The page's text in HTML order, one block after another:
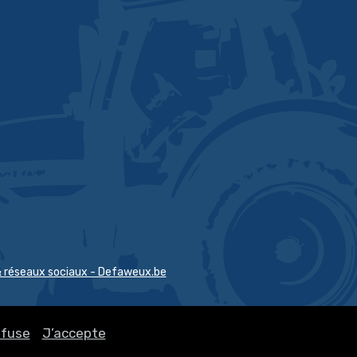
mesures de protection
Dans ce cas, il est
concernées d'être
sociaux - Defaweux.be
J’accepte